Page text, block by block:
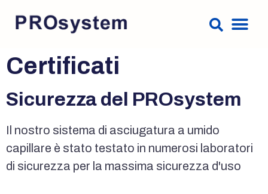
Certificati
Sicurezza del PROsystem
Il nostro sistema di asciugatura a umido
capillare è stato testato in numerosi laboratori
di sicurezza per la massima sicurezza d'uso